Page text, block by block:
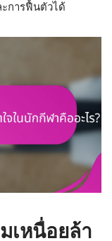
การฟื้นตัวได้
หนื่อยล้า